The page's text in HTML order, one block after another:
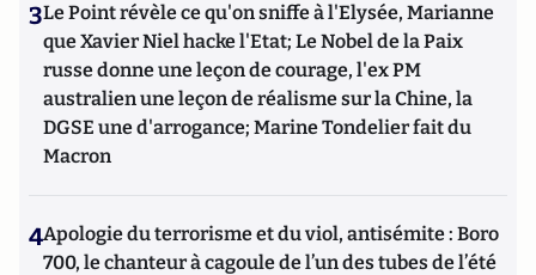
3Le Point révèle ce qu'on sniffe à l'Elysée, Marianne
que Xavier Niel hacke l'Etat; Le Nobel de la Paix
russe donne une leçon de courage, l'ex PM
australien une leçon de réalisme sur la Chine, la
DGSE une d'arrogance; Marine Tondelier fait du
Macron
4Apologie du terrorisme et du viol, antisémite : Boro
700, le chanteur à cagoule de l’un des tubes de l’été